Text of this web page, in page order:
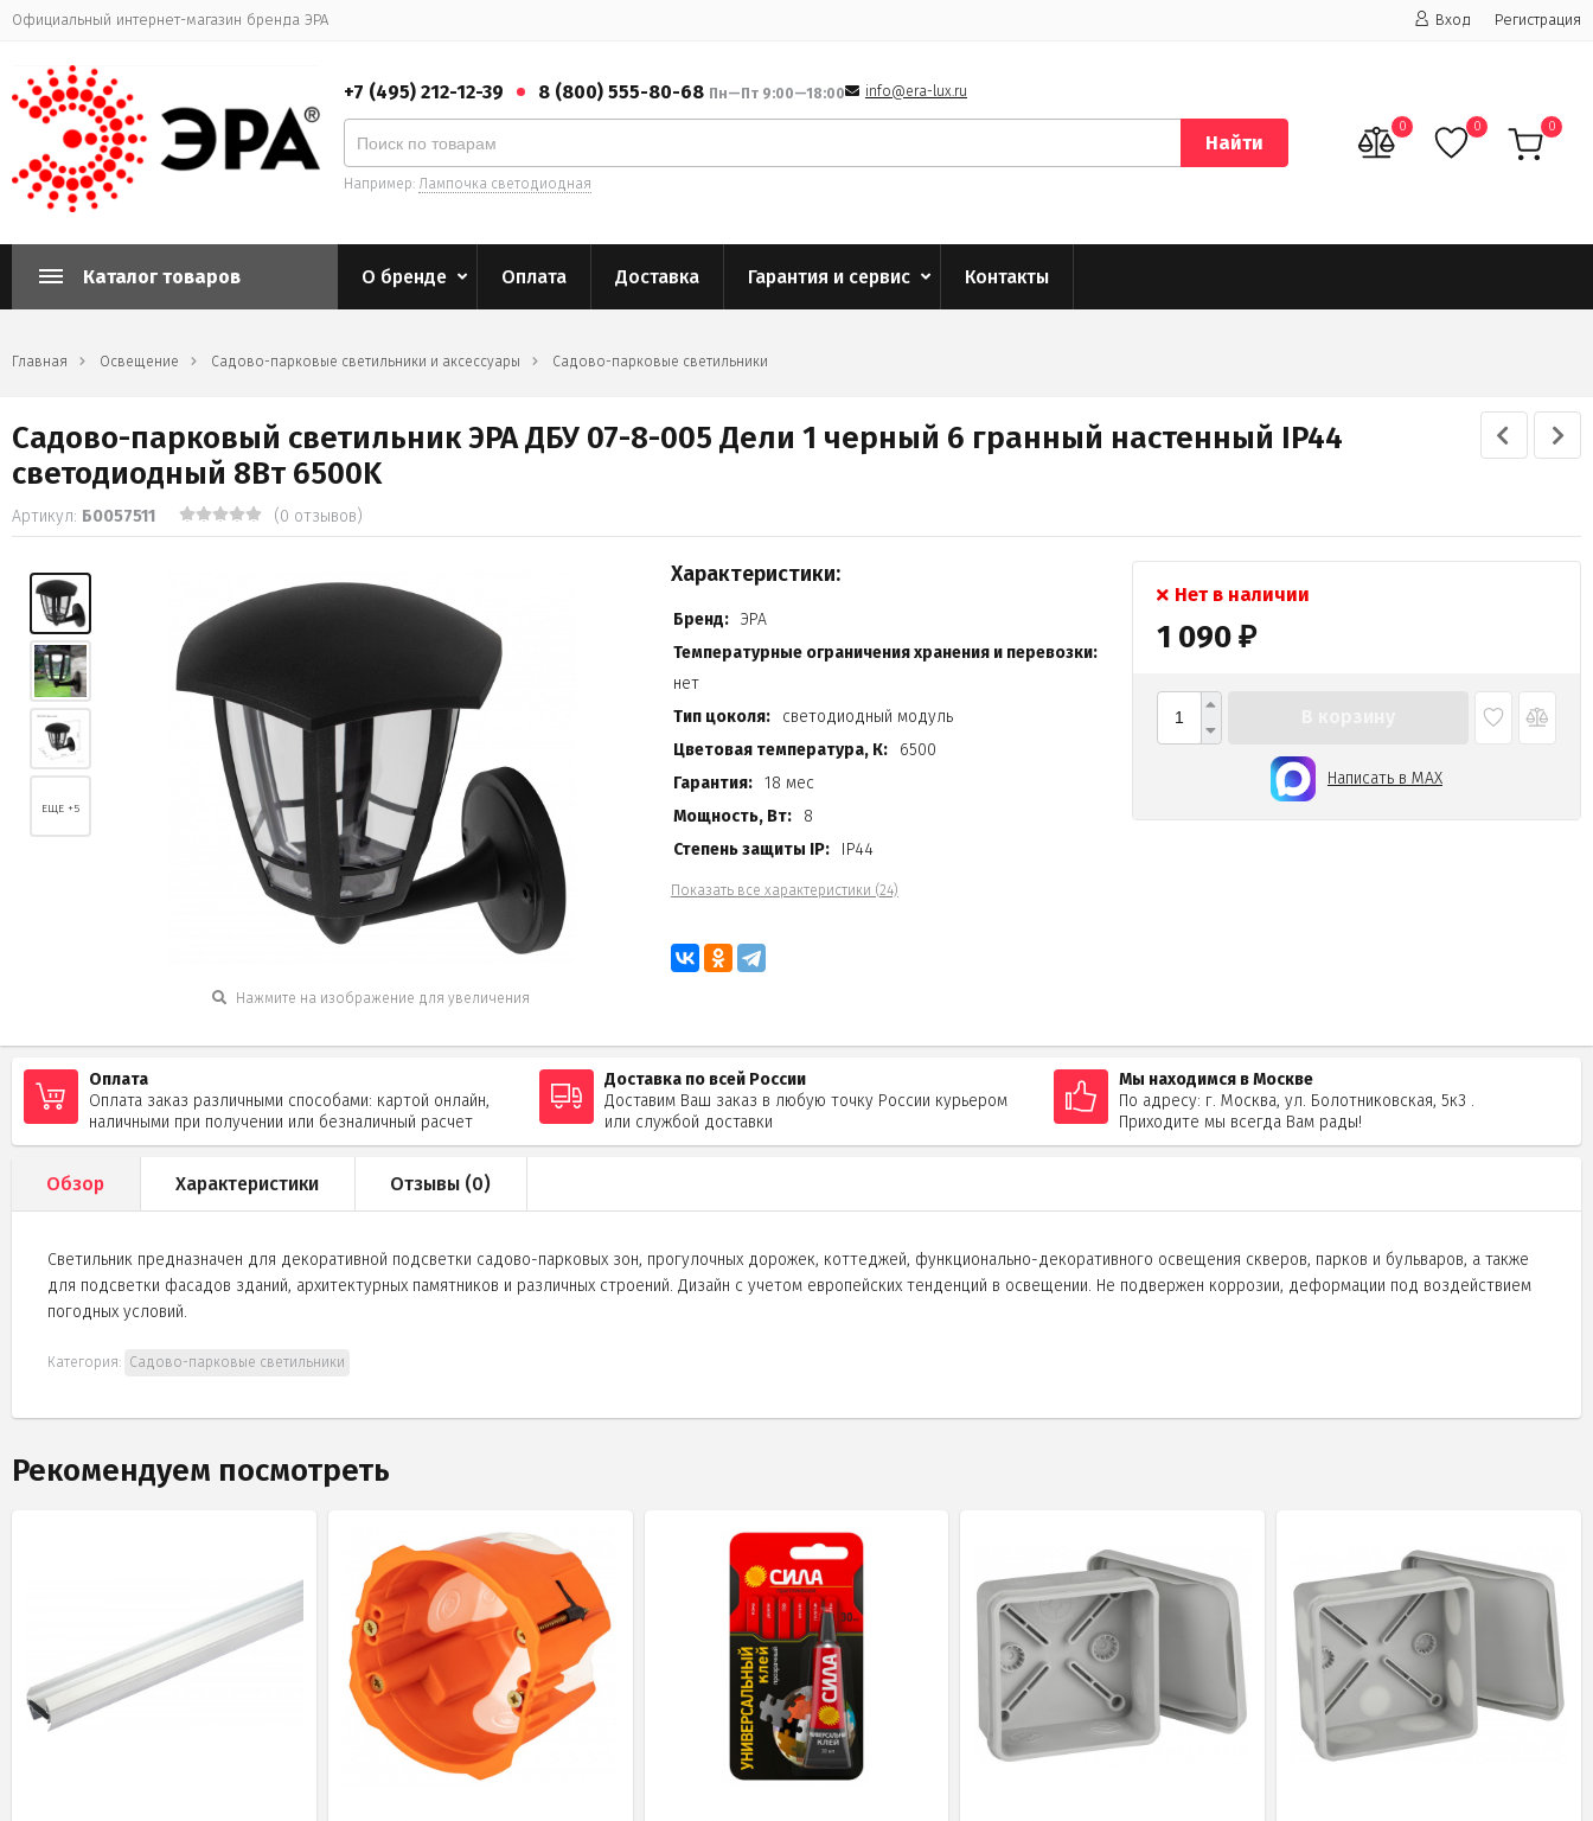
Официальный интернет-магазин бренда ЭРА Вход Регистрация
+7 (495) 212-12-39 8 (800) 555-80-68 Пн—Пт 9:00—18:00 info@era-lux.ru
Найти
Например: Лампочка светодиодная
0 0 0
Каталог товаров О бренде Оплата Доставка Гарантия и сервис Контакты
Главная Освещение Садово-парковые светильники и аксессуары Садово-парковые светильники
Садово-парковый светильник ЭРА ДБУ 07-8-005 Дели 1 черный 6 гранный настенный IP44
светодиодный 8Вт 6500K
Артикул: Б0057511 (0 отзывов)
Нажмите на изображение для увеличения
ЕЩЕ +5
Характеристики:
Бренд: ЭРА
Температурные ограничения хранения и перевозки:
нет
Тип цоколя:
светодиодный модуль
Цветовая температура, К:
6500
Гарантия: 18 мес
Мощность, Вт:
8
Степень защиты IP:
IP44
Показать все характеристики (24)
Нет в наличии
1 090 ₽
Написать в MAX
Оплата
Оплата заказ различными способами: картой онлайн,
наличными при получении или безналичный расчет
Доставка по всей России
Доставим Ваш заказ в любую точку России курьером
или службой доставки
Мы находимся в Москве
По адресу: г. Москва, ул. Болотниковская, 5к3 .
Приходите мы всегда Вам рады!
Обзор Характеристики Отзывы (0)
Светильник предназначен для декоративной подсветки садово-парковых зон, прогулочных дорожек, коттеджей, функционально-декоративного освещения скверов, парков и бульваров, а также
для подсветки фасадов зданий, архитектурных памятников и различных строений. Дизайн с учетом европейских тенденций в освещении. Не подвержен коррозии, деформации под воздействием
погодных условий.
Категория: Садово-парковые светильники
Рекомендуем посмотреть